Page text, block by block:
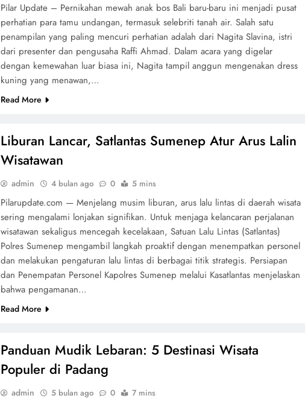
Pilar Update – Pernikahan mewah anak bos Bali baru-baru ini menjadi pusat
perhatian para tamu undangan, termasuk selebriti tanah air. Salah satu
penampilan yang paling mencuri perhatian adalah dari Nagita Slavina, istri
dari presenter dan pengusaha Raffi Ahmad. Dalam acara yang digelar
dengan kemewahan luar biasa ini, Nagita tampil anggun mengenakan dress
kuning yang menawan,…
Read More
Liburan Lancar, Satlantas Sumenep Atur Arus Lalin
Wisatawan
admin 4 bulan ago 0 5 mins
Pilarupdate.com — Menjelang musim liburan, arus lalu lintas di daerah wisata
sering mengalami lonjakan signifikan. Untuk menjaga kelancaran perjalanan
wisatawan sekaligus mencegah kecelakaan, Satuan Lalu Lintas (Satlantas)
Polres Sumenep mengambil langkah proaktif dengan menempatkan personel
dan melakukan pengaturan lalu lintas di berbagai titik strategis. Persiapan
dan Penempatan Personel Kapolres Sumenep melalui Kasatlantas menjelaskan
bahwa pengamanan…
Read More
Panduan Mudik Lebaran: 5 Destinasi Wisata
Populer di Padang
admin 5 bulan ago 0 7 mins